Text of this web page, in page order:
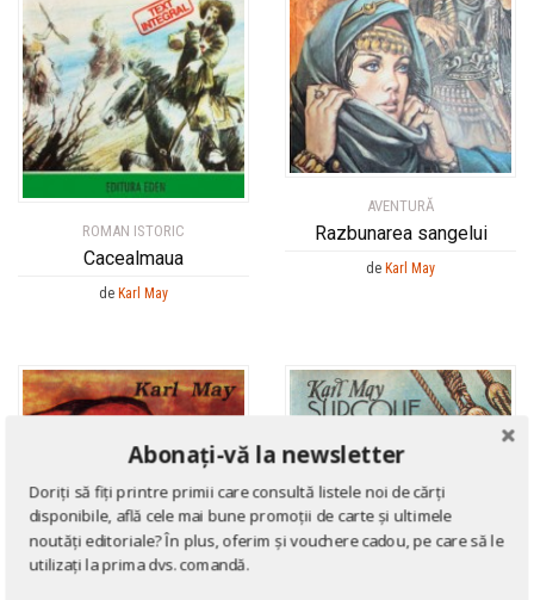
ROMAN ISTORIC
Cacealmaua
de Karl May
AVENTURĂ
Razbunarea sangelui
de Karl May
Abonați-vă la newsletter
Doriți să fiți printre primii care consultă listele noi de cărți
disponibile, află cele mai bune promoții de carte și ultimele
noutăți editoriale? În plus, oferim și vouchere cadou, pe care să le
utilizați la prima dvs. comandă.